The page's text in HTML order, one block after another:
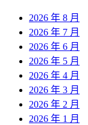
2026 年 8 月
2026 年 7 月
2026 年 6 月
2026 年 5 月
2026 年 4 月
2026 年 3 月
2026 年 2 月
2026 年 1 月